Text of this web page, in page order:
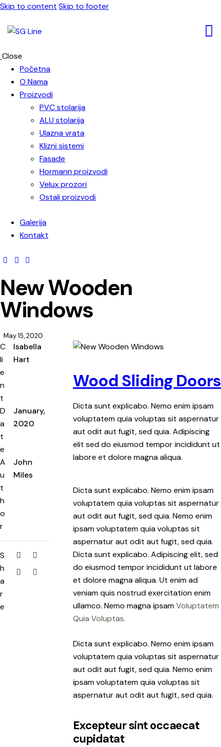
Skip to content Skip to footer
Close
Početna
O Nama
Proizvodi
PVC stolarija
ALU stolarija
Ulazna vrata
Klizni sistemi
Fasade
Hormann proizvodi
Velux prozori
Ostali proizvodi
Galerija
Kontakt
New Wooden
Windows
May 15, 2020
C
li
e
n
t
Isabella
Hart
D
a
t
e
January,
2020
A
u
t
h
o
r
John
Miles
S
h
a
r
e
Wood Sliding Doors
Dicta sunt explicabo. Nemo enim ipsam
voluptatem quia voluptas sit aspernatur
aut odit aut fugit, sed quia. Adipiscing
elit sed do eiusmod tempor incididunt ut
labore et dolore magna aliqua.
Dicta sunt explicabo. Nemo enim ipsam
voluptatem quia voluptas sit aspernatur
aut odit aut fugit, sed quia. Nemo enim
ipsam voluptatem quia voluptas sit
aspernatur aut odit aut fugit, sed quia.
Dicta sunt explicabo. Adipiscing elit, sed
do eiusmod tempor incididunt ut labore
et dolore magna aliqua. Ut enim ad
veniam quis nostrud exercitation enim
ullamco. Nemo magna ipsamVoluptatem
Quia Voluptas.
Dicta sunt explicabo. Nemo enim ipsam
voluptatem quia voluptas sit aspernatur
aut odit aut fugit, sed quia. Nemo enim
ipsam voluptatem quia voluptas sit
aspernatur aut odit aut fugit, sed quia.
Excepteur sint occaecat
cupidatat